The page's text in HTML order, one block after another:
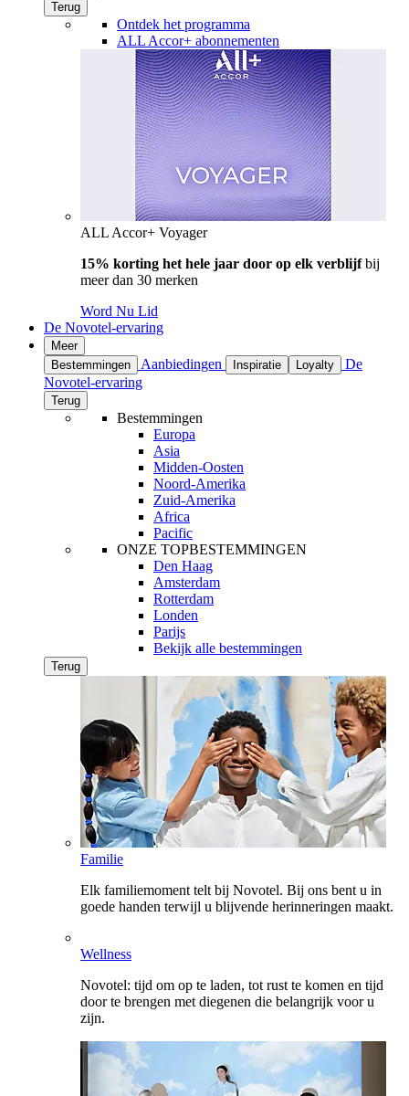
Terug
Ontdek het programma
ALL Accor+ abonnementen
ALL Accor+ Voyager
15% korting het hele jaar door op elk verblijfbij
meer dan 30 merken
Word Nu Lid
De Novotel-ervaring
Meer
Bestemmingen
Aanbiedingen Inspiratie Loyalty
De
Novotel-ervaring
Terug
Bestemmingen
Europa
Asia
Midden-Oosten
Noord-Amerika
Zuid-Amerika
Africa
Pacific
ONZE TOPBESTEMMINGEN
Den Haag
Amsterdam
Rotterdam
Londen
Parijs
Bekijk alle bestemmingen
Terug
Familie
Elk familiemoment telt bij Novotel. Bij ons bent u in
goede handen terwijl u blijvende herinneringen maakt.
Wellness
Novotel: tijd om op te laden, tot rust te komen en tijd
door te brengen met diegenen die belangrijk voor u
zijn.